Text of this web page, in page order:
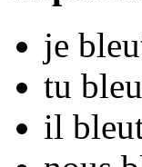
je
tu
il